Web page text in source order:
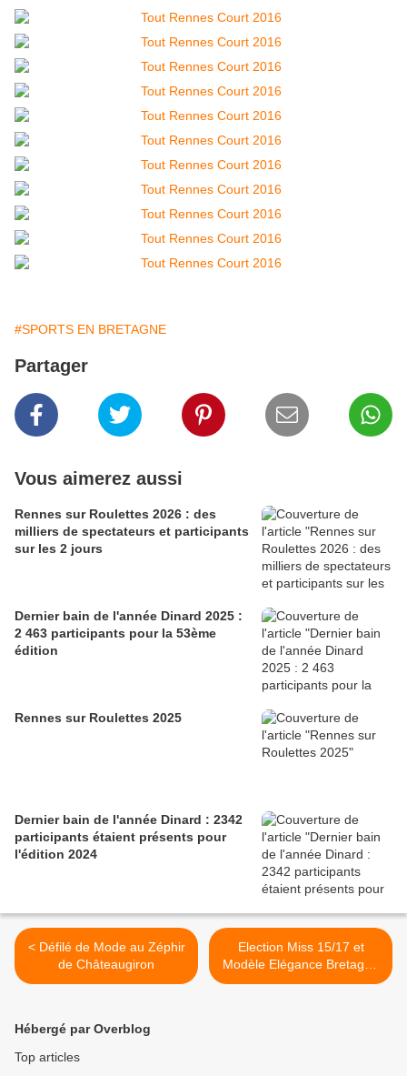
#SPORTS EN BRETAGNE
Partager
Vous aimerez aussi
Rennes sur Roulettes 2026 : des
milliers de spectateurs et participants
sur les 2 jours
Dernier bain de l'année Dinard 2025 :
2 463 participants pour la 53ème
édition
Rennes sur Roulettes 2025
Dernier bain de l'année Dinard : 2342
participants étaient présents pour
l'édition 2024
< Défilé de Mode au Zéphir
de Châteaugiron
Election Miss 15/17 et
Modèle Elégance Bretagne
2016 >
Hébergé par Overblog
Top articles